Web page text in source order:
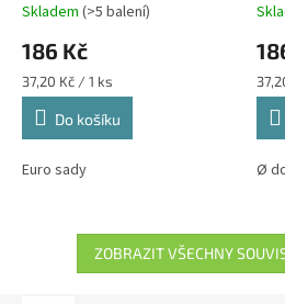
Skladem (>5 balení)
186 Kč
Měrná
cena:
37,20 Kč / 1 ks
Do košíku
Euro sady Ø
ZOBRAZIT VŠECHNY